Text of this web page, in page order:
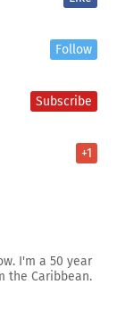
Follow
Subscribe
+1
I'm a 50 year
the Caribbean.